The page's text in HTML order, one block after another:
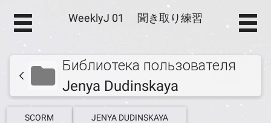
WeeklyJ 01 聞き取り練習
Библиотека пользователя
Jenya Dudinskaya
SCORM JENYA DUDINSKAYA